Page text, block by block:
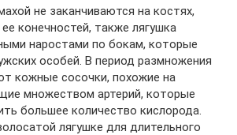
не заканчиваются на костях,
конечностей, также лягушка
наростами по бокам, которые
особей. В период размножения
кожные сосочки, похожие на
множеством артерий, которые
большее количество кислорода.
лягушке для длительного